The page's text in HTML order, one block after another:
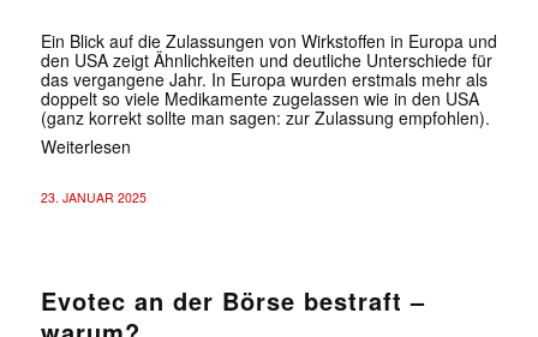
Ein Blick auf die Zulassungen von Wirkstoffen in Europa und
den USA zeigt Ähnlichkeiten und deutliche Unterschiede für
das vergangene Jahr. In Europa wurden erstmals mehr als
doppelt so viele Medikamente zugelassen wie in den USA
(ganz korrekt sollte man sagen: zur Zulassung empfohlen).
Weiterlesen
23. JANUAR 2025
Evotec an der Börse bestraft –